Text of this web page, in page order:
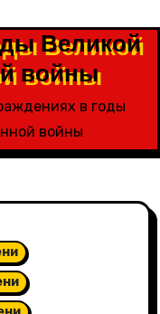
Великой
войны
в годы
войны